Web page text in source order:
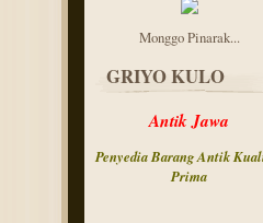
Monggo Pinarak...
GRIYO KULO
Antik Jawa
Penyedia Barang Antik
Prima